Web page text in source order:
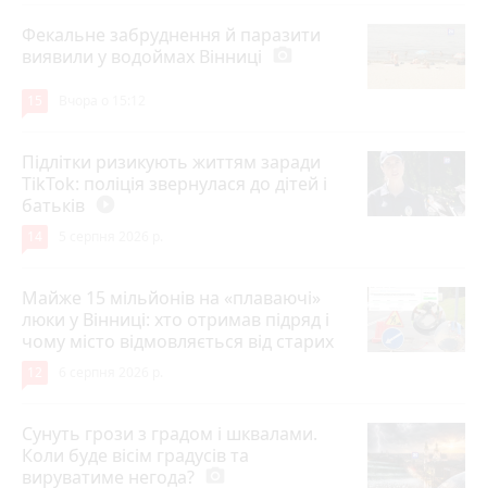
Фекальне забруднення й паразити
виявили у водоймах Вінниці
Підлітки ризикують життям заради
TikTok: поліція звернулася до дітей і
батьків
Майже 15 мільйонів на «плаваючі»
люки у Вінниці: хто отримав підряд і
чому місто відмовляється від старих
Сунуть грози з градом і шквалами.
Коли буде вісім градусів та
вируватиме негода?